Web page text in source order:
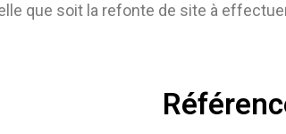
que soit la refonte de site à